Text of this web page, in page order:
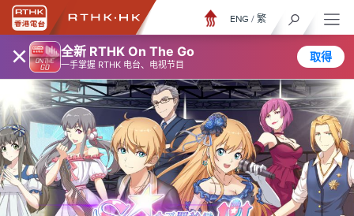
× 全新 RTHK On The Go
一手掌握 RTHK 电台、电视节目
取得
ENG / 繁